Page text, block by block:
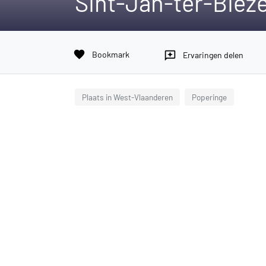
favorite Bookmark reviews Ervaringen delen
Plaats in West-Vlaanderen Poperinge